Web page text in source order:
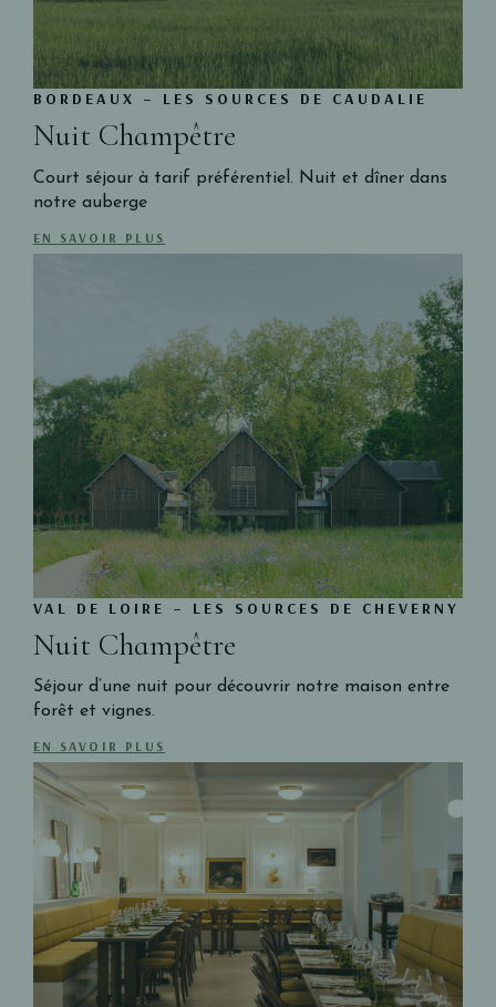
BORDEAUX – LES SOURCES DE CAUDALIE
Nuit Champêtre
Court séjour à tarif préférentiel. Nuit et dîner dans
notre auberge
EN SAVOIR PLUS
VAL DE LOIRE – LES SOURCES DE CHEVERNY
Nuit Champêtre
Séjour d’une nuit pour découvrir notre maison entre
forêt et vignes.
EN SAVOIR PLUS